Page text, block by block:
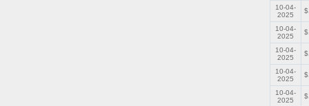
10-04-
2025
10-04-
2025
10-04-
2025
10-04-
2025
10-04-
2025